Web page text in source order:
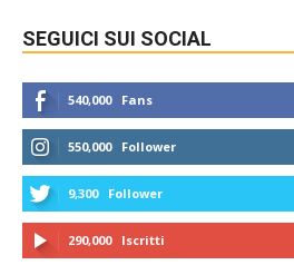
SEGUICI SUI SOCIAL
540,000 Fans
550,000 Follower
9,300 Follower
290,000 Iscritti